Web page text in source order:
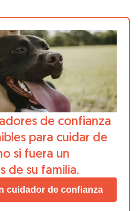
de confianza
para cuidar de
si fuera un
de su familia.
cuidador de confianza